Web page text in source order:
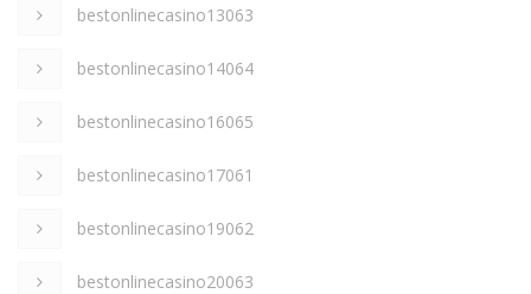
bestonlinecasino13063
bestonlinecasino14064
bestonlinecasino16065
bestonlinecasino17061
bestonlinecasino19062
bestonlinecasino20063